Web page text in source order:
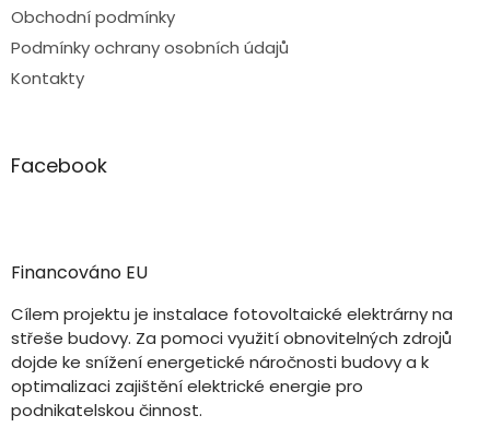
Obchodní podmínky
Podmínky ochrany osobních údajů
Kontakty
Facebook
Financováno EU
Cílem projektu je instalace fotovoltaické elektrárny na
střeše budovy. Za pomoci využití obnovitelných zdrojů
dojde ke snížení energetické náročnosti budovy a k
optimalizaci zajištění elektrické energie pro
podnikatelskou činnost.